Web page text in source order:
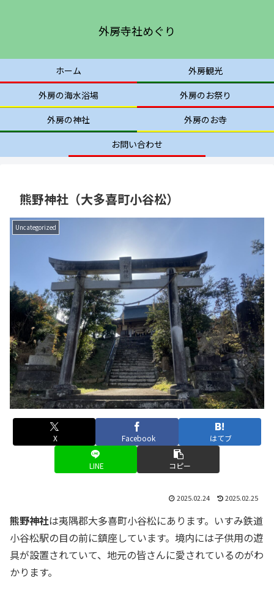
外房寺社めぐり
ホーム
外房観光
外房の海水浴場
外房のお祭り
外房の神社
外房のお寺
お問い合わせ
熊野神社（大多喜町小谷松）
Uncategorized
X Facebook はてブ
LINE コピー
2025.02.24 2025.02.25
熊野神社は夷隅郡大多喜町小谷松にあります。いすみ鉄道
小谷松駅の目の前に鎮座しています。境内には子供用の遊
具が設置されていて、地元の皆さんに愛されているのがわ
かります。